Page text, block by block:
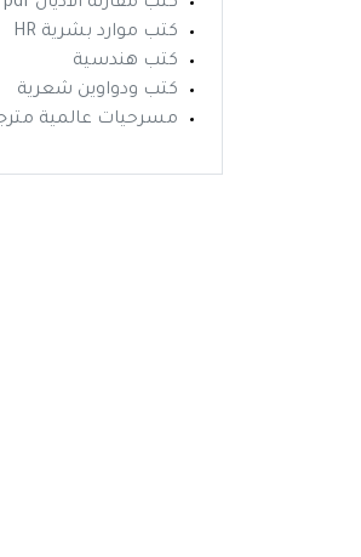
كتب موارد بشرية HR
كتب هندسية
كتب ودواوين شعرية
مسرحيات عالمية